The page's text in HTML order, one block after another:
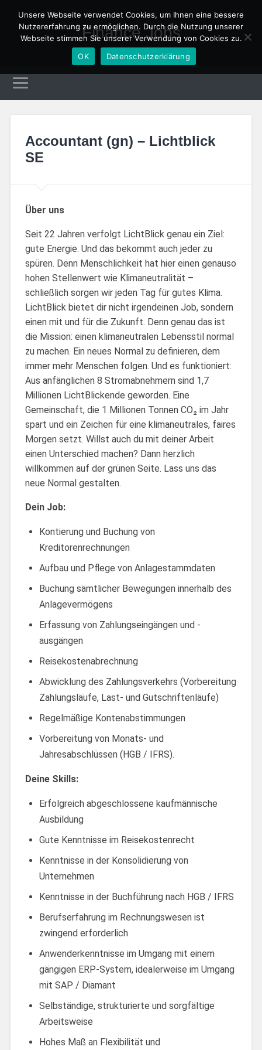
Finance Jobs
Accountant (gn) – Lichtblick
SE
Über uns
Seit 22 Jahren verfolgt LichtBlick genau ein Ziel:
gute Energie. Und das bekommt auch jeder zu
spüren. Denn Menschlichkeit hat hier einen genauso
hohen Stellenwert wie Klimaneutralität –
schließlich sorgen wir jeden Tag für gutes Klima.
LichtBlick bietet dir nicht irgendeinen Job, sondern
einen mit und für die Zukunft. Denn genau das ist
die Mission: einen klimaneutralen Lebensstil normal
zu machen. Ein neues Normal zu definieren, dem
immer mehr Menschen folgen. Und es funktioniert:
Aus anfänglichen 8 Stromabnehmern sind 1,7
Millionen LichtBlickende geworden. Eine
Gemeinschaft, die 1 Millionen Tonnen CO₂ im Jahr
spart und ein Zeichen für eine klimaneutrales, faires
Morgen setzt. Willst auch du mit deiner Arbeit
einen Unterschied machen? Dann herzlich
willkommen auf der grünen Seite. Lass uns das
neue Normal gestalten.
Dein Job:
Kontierung und Buchung von
Kreditorenrechnungen
Aufbau und Pflege von Anlagestammdaten
Buchung sämtlicher Bewegungen innerhalb des
Anlagevermögens
Erfassung von Zahlungseingängen und -
ausgängen
Reisekostenabrechnung
Abwicklung des Zahlungsverkehrs (Vorbereitung
Zahlungsläufe, Last- und Gutschriftenläufe)
Regelmäßige Kontenabstimmungen
Vorbereitung von Monats- und
Jahresabschlüssen (HGB / IFRS).
Deine Skills:
Erfolgreich abgeschlossene kaufmännische
Ausbildung
Gute Kenntnisse im Reisekostenrecht
Kenntnisse in der Konsolidierung von
Unternehmen
Kenntnisse in der Buchführung nach HGB / IFRS
Berufserfahrung im Rechnungswesen ist
zwingend erforderlich
Anwenderkenntnisse im Umgang mit einem
gängigen ERP-System, idealerweise im Umgang
mit SAP / Diamant
Selbständige, strukturierte und sorgfältige
Arbeitsweise
Hohes Maß an Flexibilität und
Unsere Webseite verwendet Cookies, um Ihnen eine bessere
Nutzererfahrung zu ermöglichen. Durch die Nutzung unserer
Webseite stimmen Sie unserer Verwendung von Cookies zu.
OK
Datenschutzerklärung